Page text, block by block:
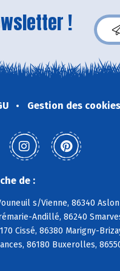
!
Gestion des cookies
de :
s/Vienne, 86340
Andillé, 86240
Cissé, 86380 Marigny-
86180 Buxerolles,